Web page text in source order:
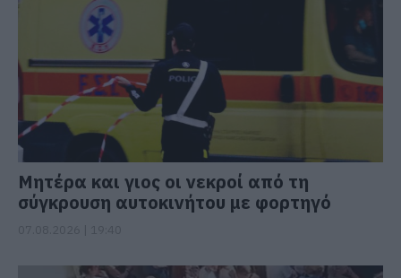
Μητέρα και γιος οι νεκροί από τη
σύγκρουση αυτοκινήτου με φορτηγό